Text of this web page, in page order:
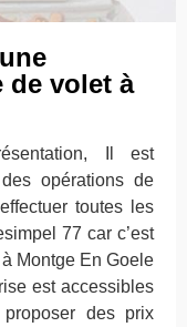
de volet à
Il est
opérations de
toutes les
77 car c’est
Montge En Goele
est accessibles
des prix